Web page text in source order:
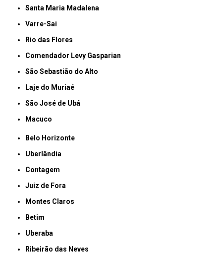
Santa Maria Madalena
Varre-Sai
Rio das Flores
Comendador Levy Gasparian
São Sebastião do Alto
Laje do Muriaé
São José de Ubá
Macuco
Belo Horizonte
Uberlândia
Contagem
Juiz de Fora
Montes Claros
Betim
Uberaba
Ribeirão das Neves